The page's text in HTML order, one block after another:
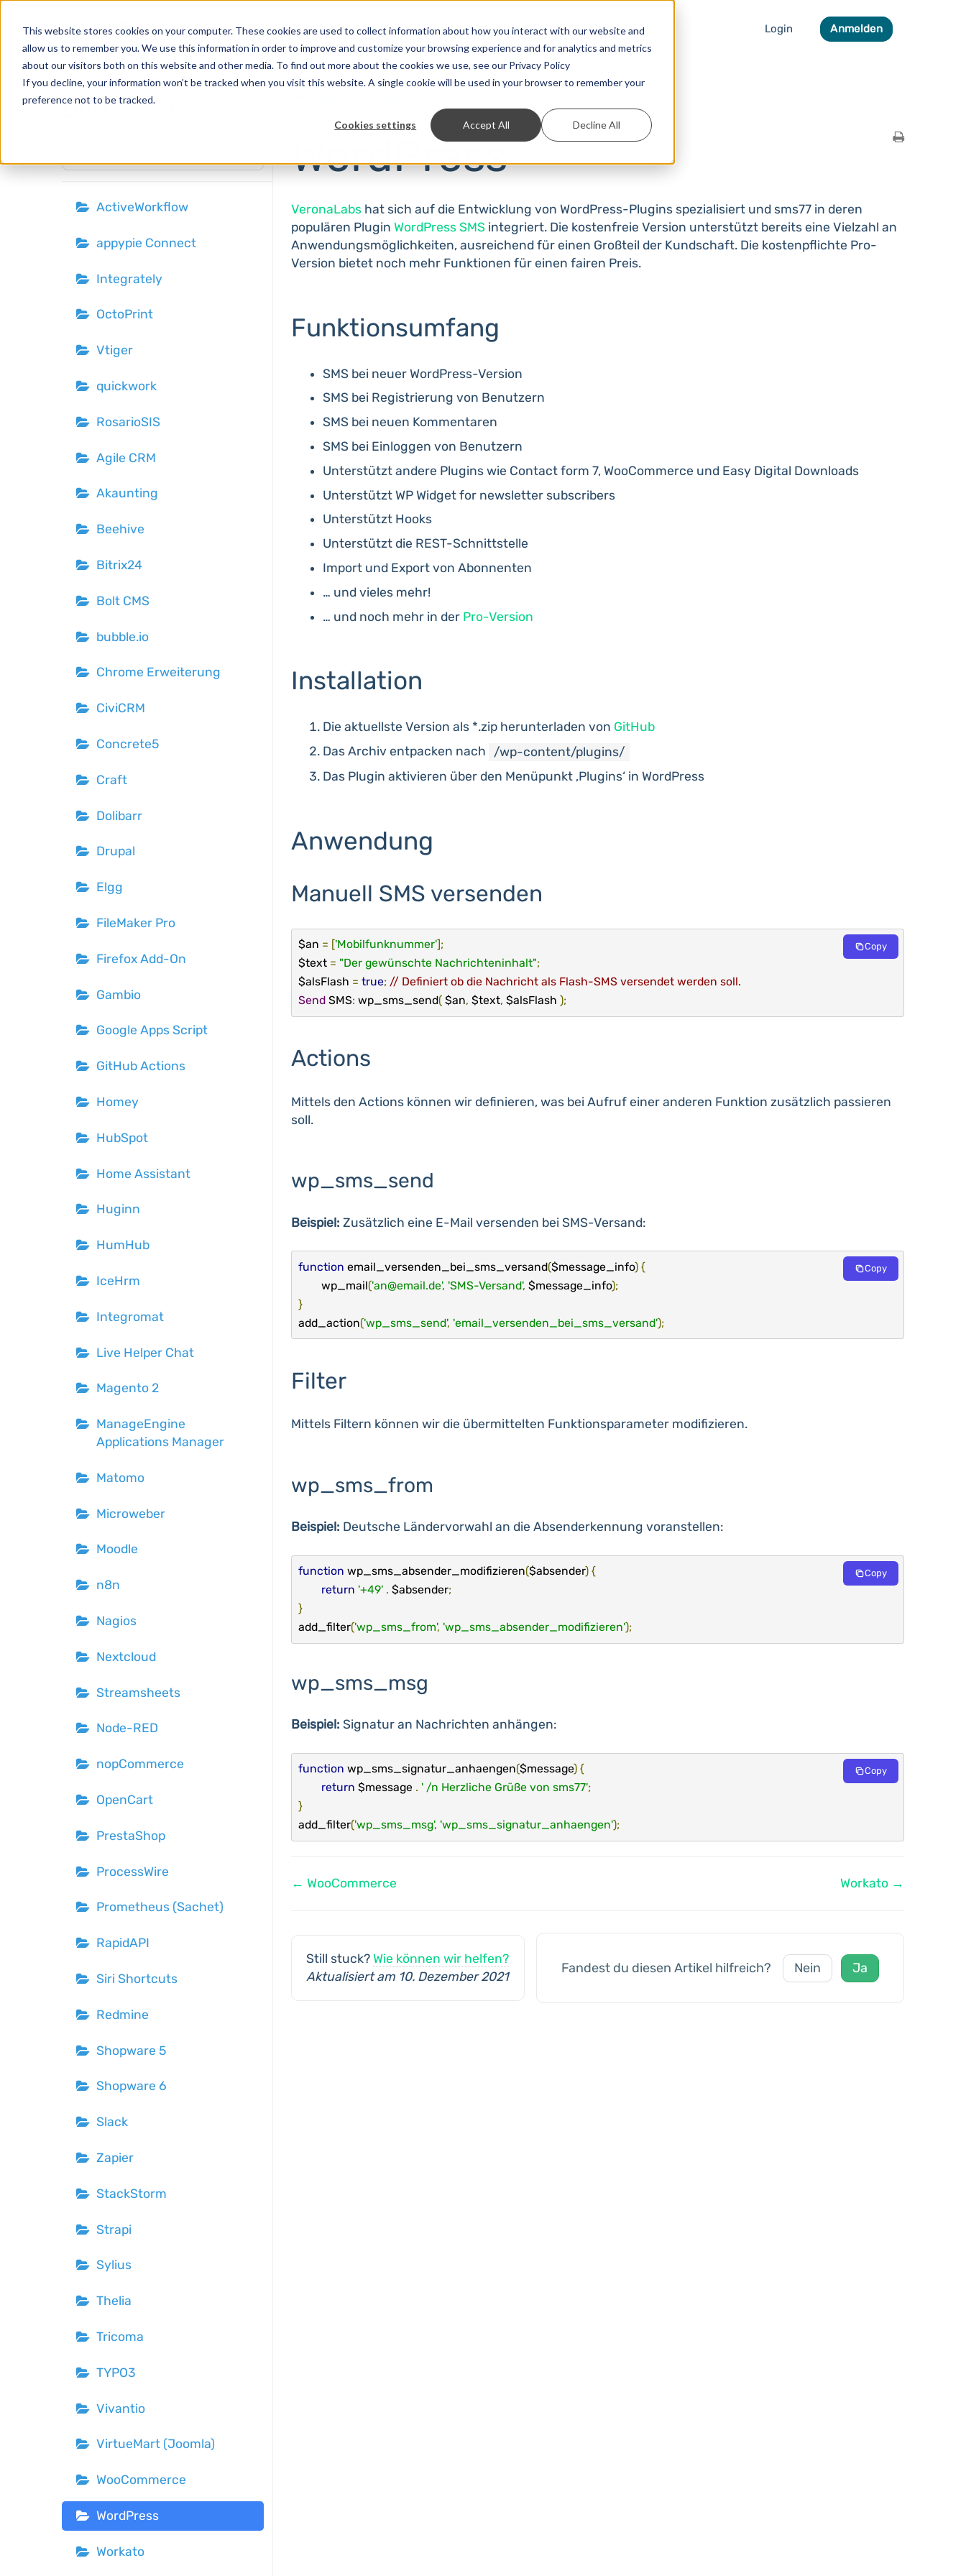
This website stores cookies on your computer. These cookies are used to collect information about how you interact with our website and
allow us to remember you. We use this information in order to improve and customize your browsing experience and for analytics and metrics
about our visitors both on this website and other media. To find out more about the cookies we use, see our Privacy Policy
If you decline, your information won’t be tracked when you visit this website. A single cookie will be used in your browser to remember your
preference not to be tracked.
Cookies settings Accept All Decline All
Produkte Lösungen Preise Entwickler Kontakt Login Anmelden
Drittanbieter
ActiveWorkflow
appypie Connect
Integrately
OctoPrint
Vtiger
quickwork
RosarioSIS
Agile CRM
Akaunting
Beehive
Bitrix24
Bolt CMS
bubble.io
Chrome Erweiterung
CiviCRM
Concrete5
Craft
Dolibarr
Drupal
Elgg
FileMaker Pro
Firefox Add-On
Gambio
Google Apps Script
GitHub Actions
Homey
HubSpot
Home Assistant
Huginn
HumHub
IceHrm
Integromat
Live Helper Chat
Magento 2
ManageEngine
Applications Manager
Matomo
Microweber
Moodle
n8n
Nagios
Nextcloud
Streamsheets
Node-RED
nopCommerce
OpenCart
PrestaShop
ProcessWire
Prometheus (Sachet)
RapidAPI
Siri Shortcuts
Redmine
Shopware 5
Shopware 6
Slack
Zapier
StackStorm
Strapi
Sylius
Thelia
Tricoma
TYPO3
Vivantio
VirtueMart (Joomla)
WooCommerce
WordPress
Workato
WordPress
VeronaLabs hat sich auf die Entwicklung von WordPress-Plugins spezialisiert und sms77 in deren
populären Plugin WordPress SMS integriert. Die kostenfreie Version unterstützt bereits eine Vielzahl an
Anwendungsmöglichkeiten, ausreichend für einen Großteil der Kundschaft. Die kostenpflichte Pro-
Version bietet noch mehr Funktionen für einen fairen Preis.
Funktionsumfang
SMS bei neuer WordPress-Version
SMS bei Registrierung von Benutzern
SMS bei neuen Kommentaren
SMS bei Einloggen von Benutzern
Unterstützt andere Plugins wie Contact form 7, WooCommerce und Easy Digital Downloads
Unterstützt WP Widget for newsletter subscribers
Unterstützt Hooks
Unterstützt die REST-Schnittstelle
Import und Export von Abonnenten
… und vieles mehr!
… und noch mehr in der Pro-Version
Installation
Die aktuellste Version als *.zip herunterladen von GitHub
Das Archiv entpacken nach
/wp-content/plugins/
Das Plugin aktivieren über den Menüpunkt ‚Plugins‘ in WordPress
Anwendung
Manuell SMS versenden
$an = ['Mobilfunknummer'];
$text = "Der gewünschte Nachrichteninhalt";
$alsFlash = true; // Definiert ob die Nachricht als Flash-SMS versendet werden soll.
Send SMS: wp_sms_send( $an, $text, $alsFlash );
Copy
Actions
Mittels den Actions können wir definieren, was bei Aufruf einer anderen Funktion zusätzlich passieren
soll.
wp_sms_send
Beispiel: Zusätzlich eine E-Mail versenden bei SMS-Versand:
function email_versenden_bei_sms_versand($message_info) {
	wp_mail
('an@email.de', 'SMS-Versand', $message_info);
}
add_action('wp_sms_send', 'email_versenden_bei_sms_versand');
Copy
Filter
Mittels Filtern können wir die übermittelten Funktionsparameter modifizieren.
wp_sms_from
Beispiel: Deutsche Ländervorwahl an die Absenderkennung voranstellen:
function wp_sms_absender_modifizieren($absender) {
return '+49' . $absender;
}
add_filter('wp_sms_from', 'wp_sms_absender_modifizieren');
Copy
wp_sms_msg
Beispiel: Signatur an Nachrichten anhängen:
function wp_sms_signatur_anhaengen($message) {
return $message . ' /n Herzliche Grüße von sms77';
}
add_filter('wp_sms_msg', 'wp_sms_signatur_anhaengen');
Copy
Navigation
← WooCommerce Workato →
Still stuck? Wie können wir helfen?
Aktualisiert am 10. Dezember 2021
Fandest du diesen Artikel hilfreich? Nein Ja